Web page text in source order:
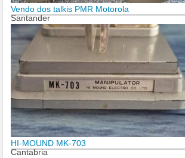
Vendo dos talkis PMR Motorola
Santander
HI-MOUND MK-703
Cantabria